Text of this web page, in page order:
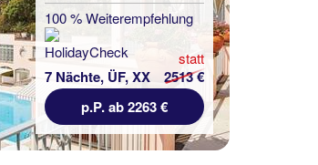
100 % Weiterempfehlung
7 Nächte, ÜF, XX
statt
2513 €
p.P. ab 2263 €